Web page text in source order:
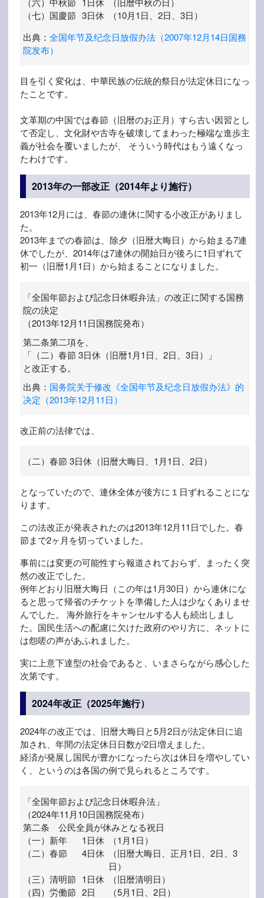
（七） 国慶節 3日休
（10月1日、2日、3日）
出典： 全国年节及纪念日放假办法（2007年12月14日国務
院发布）
目を引く変化は、中華民族の伝統的祭日が法定休日になっ
たことです。
文革期の中国では春節（旧暦のお正月）すら古い因習とし
て否定し、文化財や古寺を破壊してまわった極端な進歩主
義が社会を覆いましたが、 そういう時代はもう遠くなっ
たわけです。
2013年の一部改正（2014年より施行）
2013年12月には、春節の連休に関する小改正がありまし
た。
2013年までの春節は、除夕（旧暦大晦日）から始まる7連
休でしたが、2014年は7連休の開始日が後ろに1日ずれて
初一（旧暦1月1日）から始まることになりました。
「全国年節および記念日休暇弁法」の改正に関する国務
院の決定
（2013年12月11日国務院発布）
第二条第二項を、
「（二）春節 3日休（旧暦1月1日、2日、3日）」
と改正する。
出典： 国务院关于修改《全国年节及纪念日放假办法》的
决定（2013年12月11日）
改正前の法律では、
（二）春節 3日休（旧暦大晦日、1月1日、2日）
となっていたので、連休全体が後方に１日ずれることにな
ります。
この法改正が発表されたのは2013年12月11日でした。春
節まで2ヶ月を切っていました。
事前には変更の可能性すら報道されておらず、まったく突
然の改正でした。
例年どおり旧暦大晦日（この年は1月30日）から連休にな
ると思って帰省のチケットを準備した人は少なくありませ
んでした。 海外旅行をキャンセルする人も続出しまし
た。国民生活への配慮に欠けた政府のやり方に、ネットに
は怨嗟の声があふれました。
実に上意下達型の社会であると、いまさらながら感心した
次第です。
2024年改正（2025年施行）
2024年の改正では、旧暦大晦日と5月2日が法定休日に追
加され、年間の法定休日日数が2日増えました。
経済が発展し国民が豊かになったら次は休日を増やしてい
く、というのは各国の例で見られるところです。
「全国年節および記念日休暇弁法」
（2024年11月10日国務院発布）
第二条 公民全員が休みとなる祝日
（一） 新年 1日休
（1月1日）
（二） 春節 4日休
（旧暦大晦日、正月1日、2日、3
日）
（三） 清明節 1日休
（旧暦清明日）
（四） 労働節 2日
（5月1日、2日）